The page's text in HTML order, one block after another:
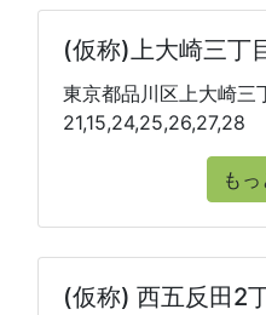
(仮称)上大崎三丁
東京都品川区上大崎
21,15,24,25,26,27,28
も
(仮称) 西五反田2